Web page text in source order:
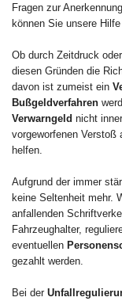
Fragen zur
können Sie unsere
Ob durch Zeitdruck
diesen Gründen die
davon ist zumeist ein
Bußgeldverfahren
Verwarngeld nicht
vorgeworfenen Verstoß
helfen.
Aufgrund der immer
keine Seltenheit mehr.
anfallenden
Fahrzeughalter,
eventuellen
gezahlt werden.
Bei der